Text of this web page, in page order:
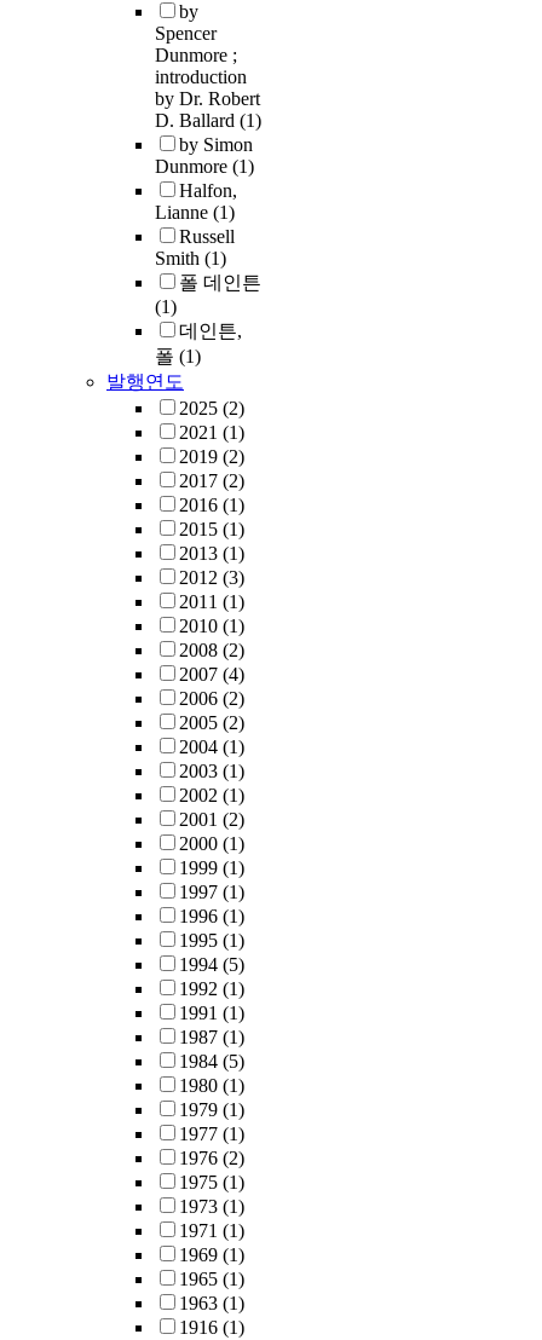
by
Spencer
Dunmore ;
introduction
by Dr. Robert
D. Ballard (1)
by Simon
Dunmore (1)
Halfon,
Lianne (1)
Russell
Smith (1)
폴 데인튼
(1)
데인튼,
폴 (1)
발행연도
2025 (2)
2021 (1)
2019 (2)
2017 (2)
2016 (1)
2015 (1)
2013 (1)
2012 (3)
2011 (1)
2010 (1)
2008 (2)
2007 (4)
2006 (2)
2005 (2)
2004 (1)
2003 (1)
2002 (1)
2001 (2)
2000 (1)
1999 (1)
1997 (1)
1996 (1)
1995 (1)
1994 (5)
1992 (1)
1991 (1)
1987 (1)
1984 (5)
1980 (1)
1979 (1)
1977 (1)
1976 (2)
1975 (1)
1973 (1)
1971 (1)
1969 (1)
1965 (1)
1963 (1)
1916 (1)